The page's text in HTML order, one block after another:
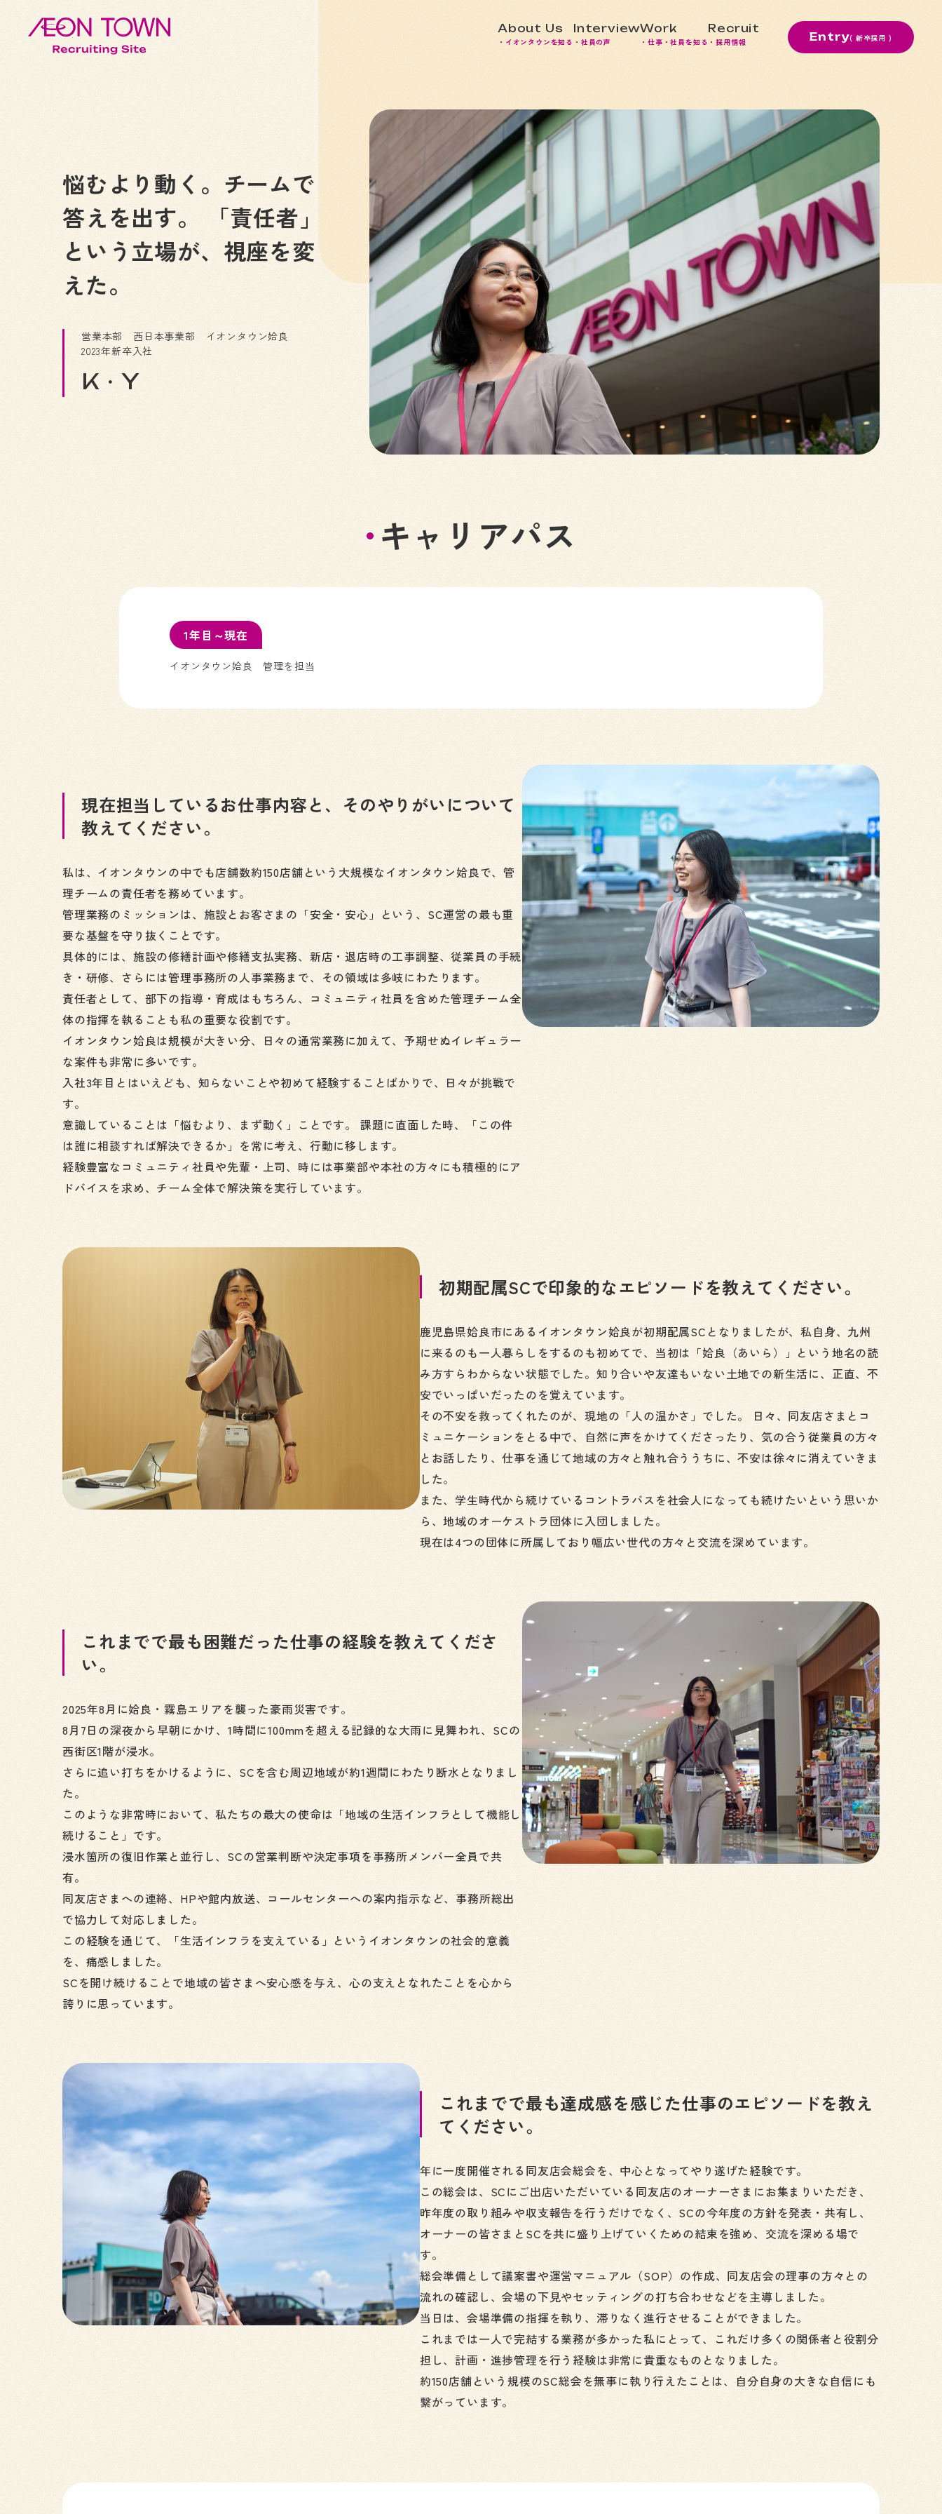
About Us
・イオンタウンを知る
Interview
・社員の声
Work
・仕事・社員を知る
Recruit
・採用情報 Entry( 新卒採用 )
悩むより動く。チームで
答えを出す。 「責任者」
という立場が、視座を変
えた。
営業本部 西日本事業部 イオンタウン姶良
2023年新卒入社
K・Y
キャリアパス
1年目～現在
イオンタウン姶良 管理を担当
現在担当しているお仕事内容と、そのやりがいについて
教えてください。
私は、イオンタウンの中でも店舗数約150店舗という大規模なイオンタウン姶良で、管
理チームの責任者を務めています。
管理業務のミッションは、施設とお客さまの「安全・安心」という、SC運営の最も重
要な基盤を守り抜くことです。
具体的には、施設の修繕計画や修繕支払実務、新店・退店時の工事調整、従業員の手続
き・研修、さらには管理事務所の人事業務まで、その領域は多岐にわたります。
責任者として、部下の指導・育成はもちろん、コミュニティ社員を含めた管理チーム全
体の指揮を執ることも私の重要な役割です。
イオンタウン姶良は規模が大きい分、日々の通常業務に加えて、予期せぬイレギュラー
な案件も非常に多いです。
入社3年目とはいえども、知らないことや初めて経験することばかりで、日々が挑戦で
す。
意識していることは「悩むより、まず動く」ことです。 課題に直面した時、「この件
は誰に相談すれば解決できるか」を常に考え、行動に移します。
経験豊富なコミュニティ社員や先輩・上司、時には事業部や本社の方々にも積極的にア
ドバイスを求め、チーム全体で解決策を実行しています。
初期配属SCで印象的なエピソードを教えてください。
鹿児島県姶良市にあるイオンタウン姶良が初期配属SCとなりましたが、私自身、九州
に来るのも一人暮らしをするのも初めてで、当初は「姶良（あいら）」という地名の読
み方すらわからない状態でした。知り合いや友達もいない土地での新生活に、正直、不
安でいっぱいだったのを覚えています。
その不安を救ってくれたのが、現地の「人の温かさ」でした。 日々、同友店さまとコ
ミュニケーションをとる中で、自然に声をかけてくださったり、気の合う従業員の方々
とお話したり、仕事を通じて地域の方々と触れ合ううちに、不安は徐々に消えていきま
した。
また、学生時代から続けているコントラバスを社会人になっても続けたいという思いか
ら、地域のオーケストラ団体に入団しました。
現在は4つの団体に所属しており幅広い世代の方々と交流を深めています。
これまでで最も困難だった仕事の経験を教えてくださ
い。
2025年8月に姶良・霧島エリアを襲った豪雨災害です。
8月7日の深夜から早朝にかけ、1時間に100mmを超える記録的な大雨に見舞われ、SCの
西街区1階が浸水。
さらに追い打ちをかけるように、SCを含む周辺地域が約1週間にわたり断水となりまし
た。
このような非常時において、私たちの最大の使命は「地域の生活インフラとして機能し
続けること」です。
浸水箇所の復旧作業と並行し、SCの営業判断や決定事項を事務所メンバー全員で共
有。
同友店さまへの連絡、HPや館内放送、コールセンターへの案内指示など、事務所総出
で協力して対応しました。
この経験を通じて、「生活インフラを支えている」というイオンタウンの社会的意義
を、痛感しました。
SCを開け続けることで地域の皆さまへ安心感を与え、心の支えとなれたことを心から
誇りに思っています。
これまでで最も達成感を感じた仕事のエピソードを教え
てください。
年に一度開催される同友店会総会を、中心となってやり遂げた経験です。
この総会は、SCにご出店いただいている同友店のオーナーさまにお集まりいただき、
昨年度の取り組みや収支報告を行うだけでなく、SCの今年度の方針を発表・共有し、
オーナーの皆さまとSCを共に盛り上げていくための結束を強め、交流を深める場で
す。
総会準備として議案書や運営マニュアル（SOP）の作成、同友店会の理事の方々との
流れの確認し、会場の下見やセッティングの打ち合わせなどを主導しました。
当日は、会場準備の指揮を執り、滞りなく進行させることができました。
これまでは一人で完結する業務が多かった私にとって、これだけ多くの関係者と役割分
担し、計画・進捗管理を行う経験は非常に貴重なものとなりました。
約150店舗という規模のSC総会を無事に執り行えたことは、自分自身の大きな自信にも
繋がっています。